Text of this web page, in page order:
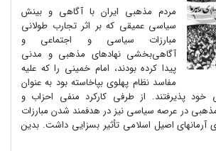
مردم مذهبی ایران با آگاهی و بینش
سیاسی عمیقی که بر اثر تجارب طولانی
مبارزات سیاسی و اجتماعی و
آگاهی‌بخشی نهادهای مذهبی و مدنی
پیدا کرده بودند، امام خمینی را که علیه
مفاسد نظام پهلوی بپاخاسته بود به عنوان
پذیرفتند. از طرفی کارکرد منفی احزاب و
در عرصه سیاسی نیز در هدفمند شدن مبارزات
اصیل اسلامی تأثیر بسزایی داشت. بدین